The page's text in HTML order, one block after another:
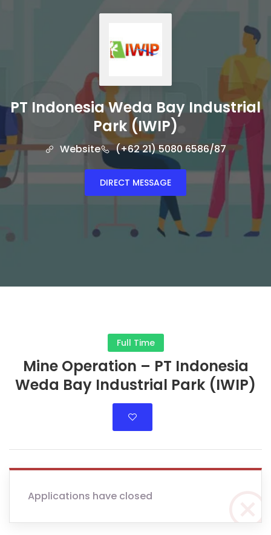
PT Indonesia Weda Bay Industrial
Park (IWIP)
Website (+62 21) 5080 6586/87
DIRECT MESSAGE
Full Time
Mine Operation – PT Indonesia
Weda Bay Industrial Park (IWIP)
Applications have closed